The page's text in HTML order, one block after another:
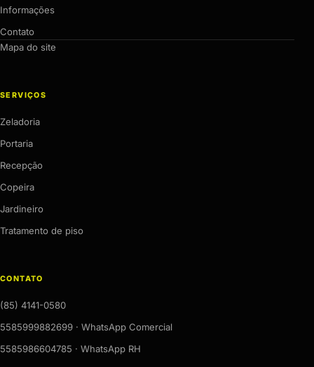
Informações
Contato
Mapa do site
SERVIÇOS
Zeladoria
Portaria
Recepção
Copeira
Jardineiro
Tratamento de piso
CONTATO
(85) 4141-0580
5585999882699 · WhatsApp Comercial
5585986604785 · WhatsApp RH